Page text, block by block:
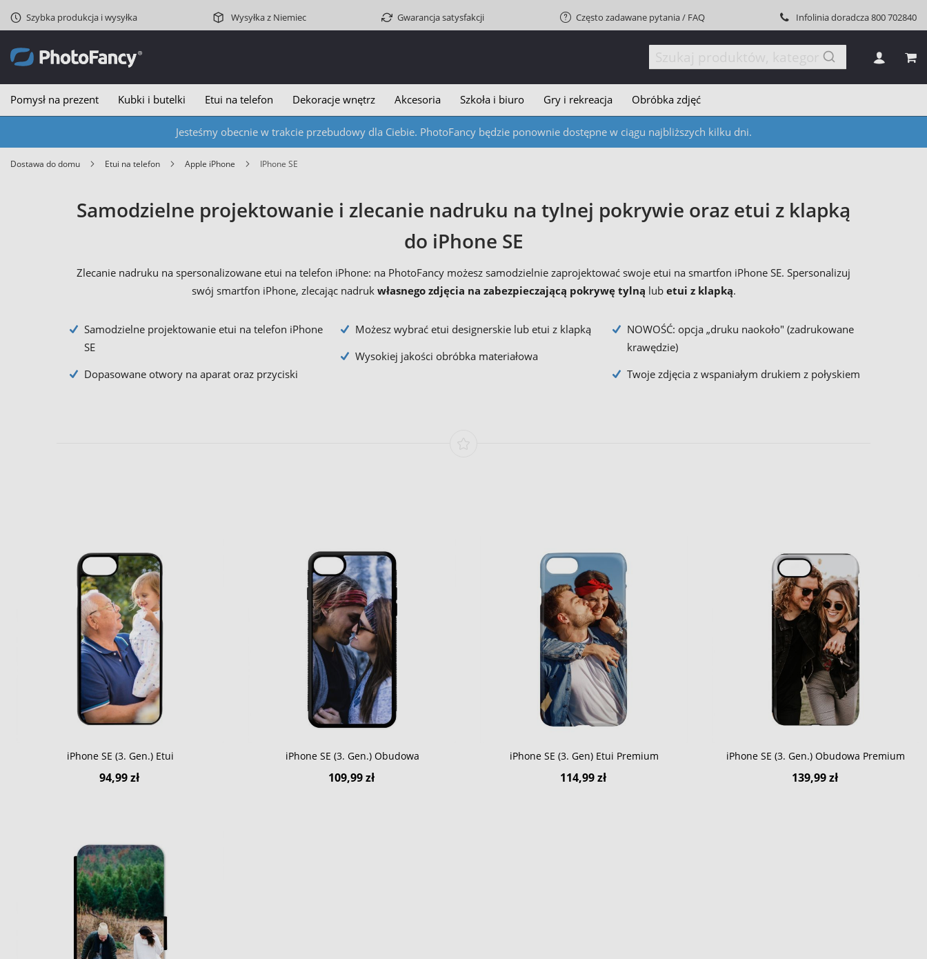
Szybka produkcja i wysyłka Wysyłka z Niemiec Gwarancja satysfakcji Często zadawane pytania / FAQ Infolinia doradcza800 702840
Pomysł na prezent Kubki i butelki Etui na telefon Dekoracje wnętrz Akcesoria Szkoła i biuro Gry i rekreacja Obróbka zdjęć
Jesteśmy obecnie w trakcie przebudowy dla Ciebie. PhotoFancy będzie ponownie dostępne w ciągu najbliższych kilku dni.
Dostawa do domu Etui na telefon Apple iPhone iPhone SE
Samodzielne projektowanie i zlecanie nadruku na tylnej pokrywie oraz etui z klapką
do iPhone SE
Zlecanie nadruku na spersonalizowane etui na telefon iPhone: na PhotoFancy możesz samodzielnie zaprojektować swoje etui na smartfon iPhone SE. Spersonalizuj
swój smartfon iPhone, zlecając nadruk własnego zdjęcia na zabezpieczającą pokrywę tylną lub etui z klapką.
Samodzielne projektowanie etui na telefon iPhone
SE
Dopasowane otwory na aparat oraz przyciski
Możesz wybrać etui designerskie lub etui z klapką
Wysokiej jakości obróbka materiałowa
NOWOŚĆ: opcja „druku naokoło" (zadrukowane
krawędzie)
Twoje zdjęcia z wspaniałym drukiem z połyskiem
iPhone SE (3. Gen.) Etui
94,99 zł
iPhone SE (3. Gen.) Obudowa
109,99 zł
iPhone SE (3. Gen) Etui Premium
114,99 zł
iPhone SE (3. Gen.) Obudowa Premium
139,99 zł